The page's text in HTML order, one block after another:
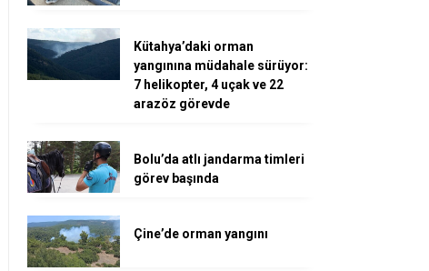
Kütahya’daki orman
yangınına müdahale sürüyor:
7 helikopter, 4 uçak ve 22
arazöz görevde
Bolu’da atlı jandarma timleri
görev başında
Çine’de orman yangını